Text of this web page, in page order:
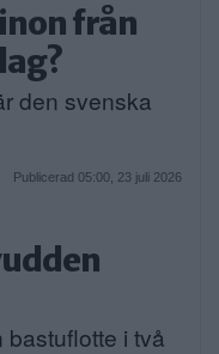
från
den svenska
Publicerad 05:00, 23 juli 2026
i två